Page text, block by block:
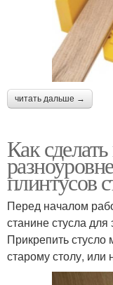
читать дальше →
Как
плинтусов
Перед началом
станине стусла
Прикрепить стусло
старому столу, или